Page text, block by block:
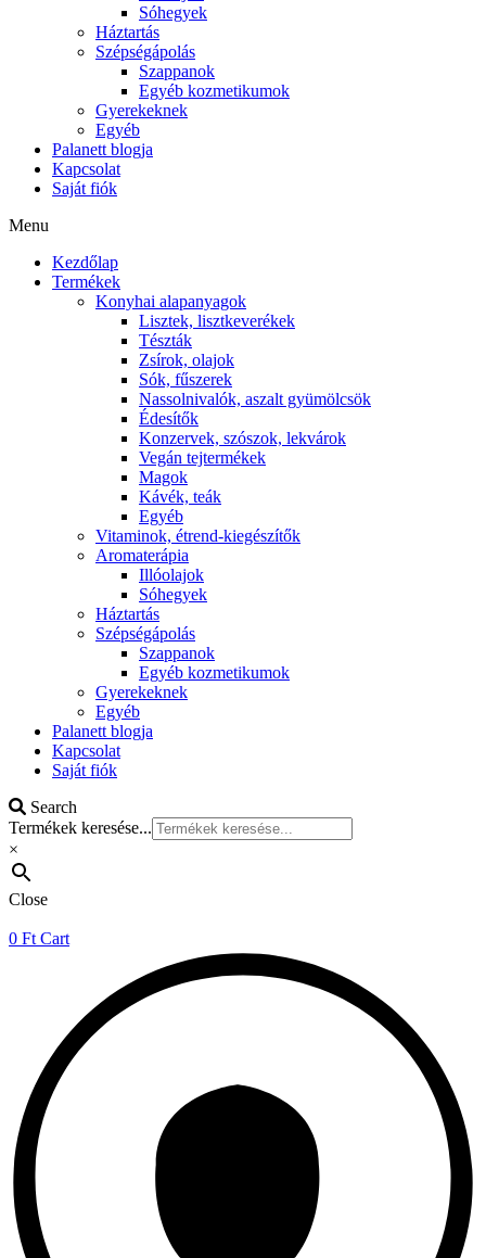
Sóhegyek
Háztartás
Szépségápolás
Szappanok
Egyéb kozmetikumok
Gyerekeknek
Egyéb
Palanett blogja
Kapcsolat
Saját fiók
Menu
Kezdőlap
Termékek
Konyhai alapanyagok
Lisztek, lisztkeverékek
Tészták
Zsírok, olajok
Sók, fűszerek
Nassolnivalók, aszalt gyümölcsök
Édesítők
Konzervek, szószok, lekvárok
Vegán tejtermékek
Magok
Kávék, teák
Egyéb
Vitaminok, étrend-kiegészítők
Aromaterápia
Illóolajok
Sóhegyek
Háztartás
Szépségápolás
Szappanok
Egyéb kozmetikumok
Gyerekeknek
Egyéb
Palanett blogja
Kapcsolat
Saját fiók
Search
Termékek keresése...
×
Close
0 Ft Cart